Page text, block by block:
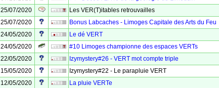
25/07/2020
Les VER(T)itables retrouvailles
25/07/2020
Bonus Labcaches - Limoges Capitale des Arts du Feu
24/05/2020
Le dé VERT
24/05/2020
#10 Limoges championne des espaces VERTs
22/05/2020
Izymystery#26 - VERT mot compte triple
15/05/2020
Izymystery#22 - Le parapluie VERT
12/05/2020
La pluie VERTe